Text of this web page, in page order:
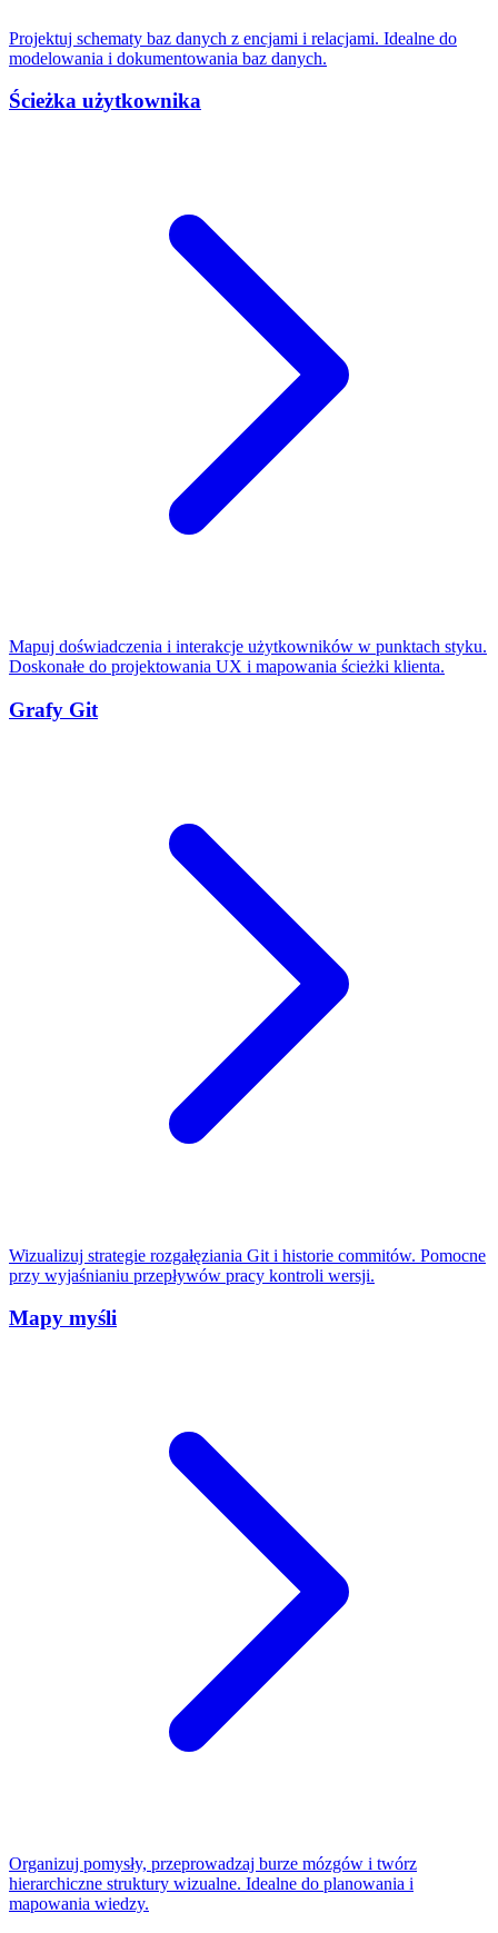
Projektuj schematy baz danych z encjami i relacjami. Idealne do
modelowania i dokumentowania baz danych.
Ścieżka użytkownika
Mapuj doświadczenia i interakcje użytkowników w punktach styku.
Doskonałe do projektowania UX i mapowania ścieżki klienta.
Grafy Git
Wizualizuj strategie rozgałęziania Git i historie commitów. Pomocne
przy wyjaśnianiu przepływów pracy kontroli wersji.
Mapy myśli
Organizuj pomysły, przeprowadzaj burze mózgów i twórz
hierarchiczne struktury wizualne. Idealne do planowania i
mapowania wiedzy.